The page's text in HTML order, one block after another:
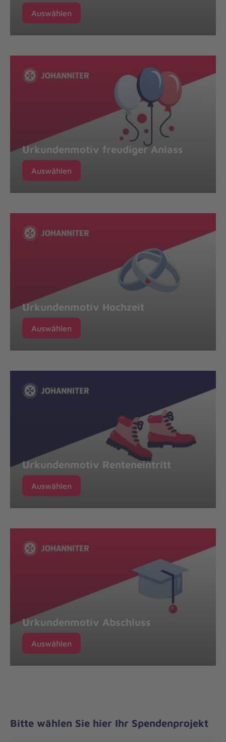
Auswählen
Urkundenmotiv freudiger Anlass
Auswählen
Urkundenmotiv Hochzeit
Auswählen
Urkundenmotiv Renteneintritt
Auswählen
Urkundenmotiv Abschluss
Auswählen
Bitte wählen Sie hier Ihr Spendenprojekt